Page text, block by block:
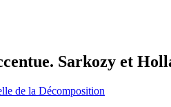
Sarkozy et
de la Décomposition